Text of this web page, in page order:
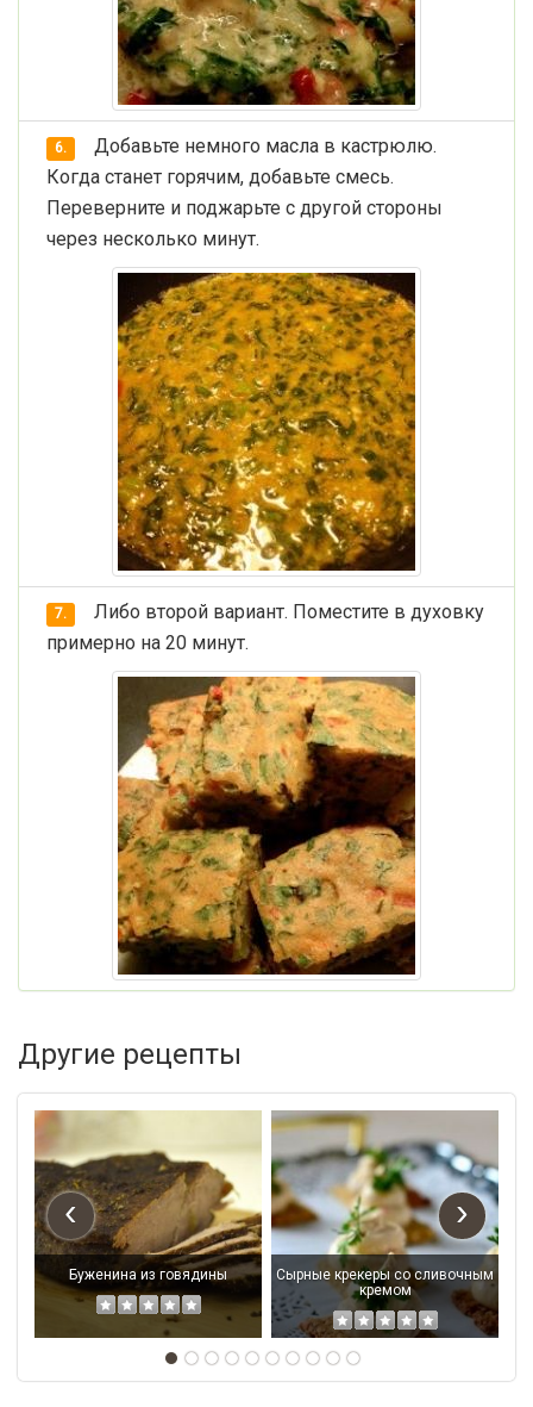
6.
Добавьте немного масла в кастрюлю.
Когда станет горячим, добавьте смесь.
Переверните и поджарьте с другой стороны
через несколько минут.
7.
Либо второй вариант. Поместите в духовку
примерно на 20 минут.
Другие рецепты
Буженина из говядины
Сырные крекеры со сливочным
кремом
‹ ›